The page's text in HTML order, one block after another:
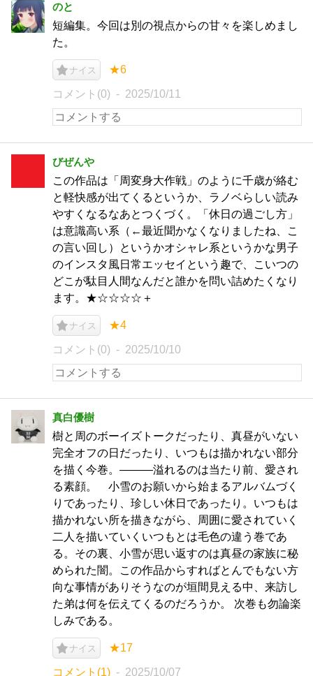
のと
短編集。今回は別の視点からの甘々を楽しめまし
た。
ナイス ★6
コメント(0) 2025/10/11
びぜんや
この作品は「周変身大作戦」のように千歳が絡む
と軽快感が出てくるというか、ラノベらしい読み
やすくなるなあとつくづく。「休日の過ごし方」
は意識高い系（←最近聞かなくなりましたね、こ
の言い回し）というかオシャレ系というかな男子
のインスタ風日常エッセイという趣で、こいつの
どこが駄目人間なんだと誰かを問い詰めたくなり
ます。★☆☆☆☆＋
ナイス ★4
コメント(0) 2025/10/10
真白優樹
樹と周のボーイズトークだったり、真昼がいない
完全オフの日だったり、いつもは描かれない部分
を描く今巻。―――溢れるのは当たり前、愛され
る素顔。 小雪のお願いから始まるアルバムづく
りであったり、珍しい休日であったり。いつもは
描かれない所を描きながら、周囲に愛されていく
二人を描いていくいつもとは毛色の違う巻であ
る。その裏、小雪が思い返すのは真昼の家族に秘
められた闇。この作品からすればとんでもない方
向な事情がありそうなのが垣間見える中、来訪し
た弟は何を伝えてくるのだろうか。 次巻も勿論楽
しみである。
ナイス ★17
コメント(1) 2025/10/07